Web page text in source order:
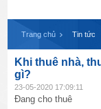
Trang chủ Tin tức
Khi thuê nhà,
gì?
23-05-2020 17:09:11
Đang cho thuê